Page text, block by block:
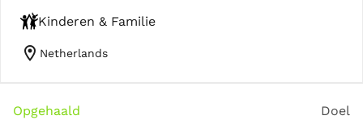
Kinderen & Familie
location_on Netherlands
Opgehaald Doel